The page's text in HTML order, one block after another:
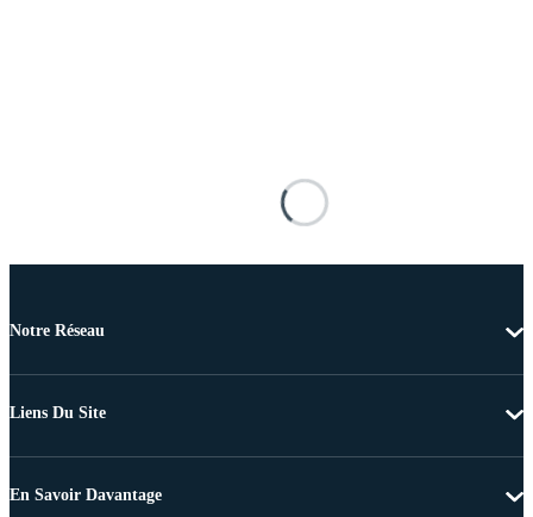
Notre Réseau
Liens Du Site
En Savoir Davantage